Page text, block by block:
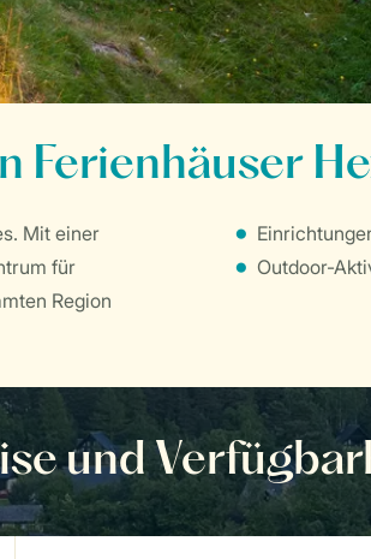
Ferienhäuser
Mit einer
für
Region
Outdoor-
und